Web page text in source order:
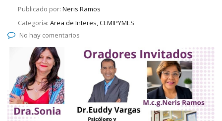
Publicado por: Neris Ramos
Categoría: Area de Interes, CEMIPYMES
No hay comentarios